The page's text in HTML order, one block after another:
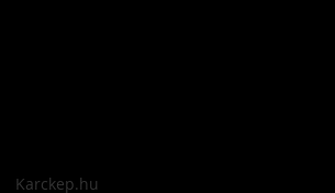
Karckep.hu